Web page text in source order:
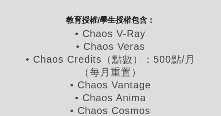
教育授權/學生授權包含：
• Chaos V-Ray
• Chaos Veras
• Chaos Credits（點數）：500點/月
（每月重置）
• Chaos Vantage
• Chaos Anima
• Chaos Cosmos